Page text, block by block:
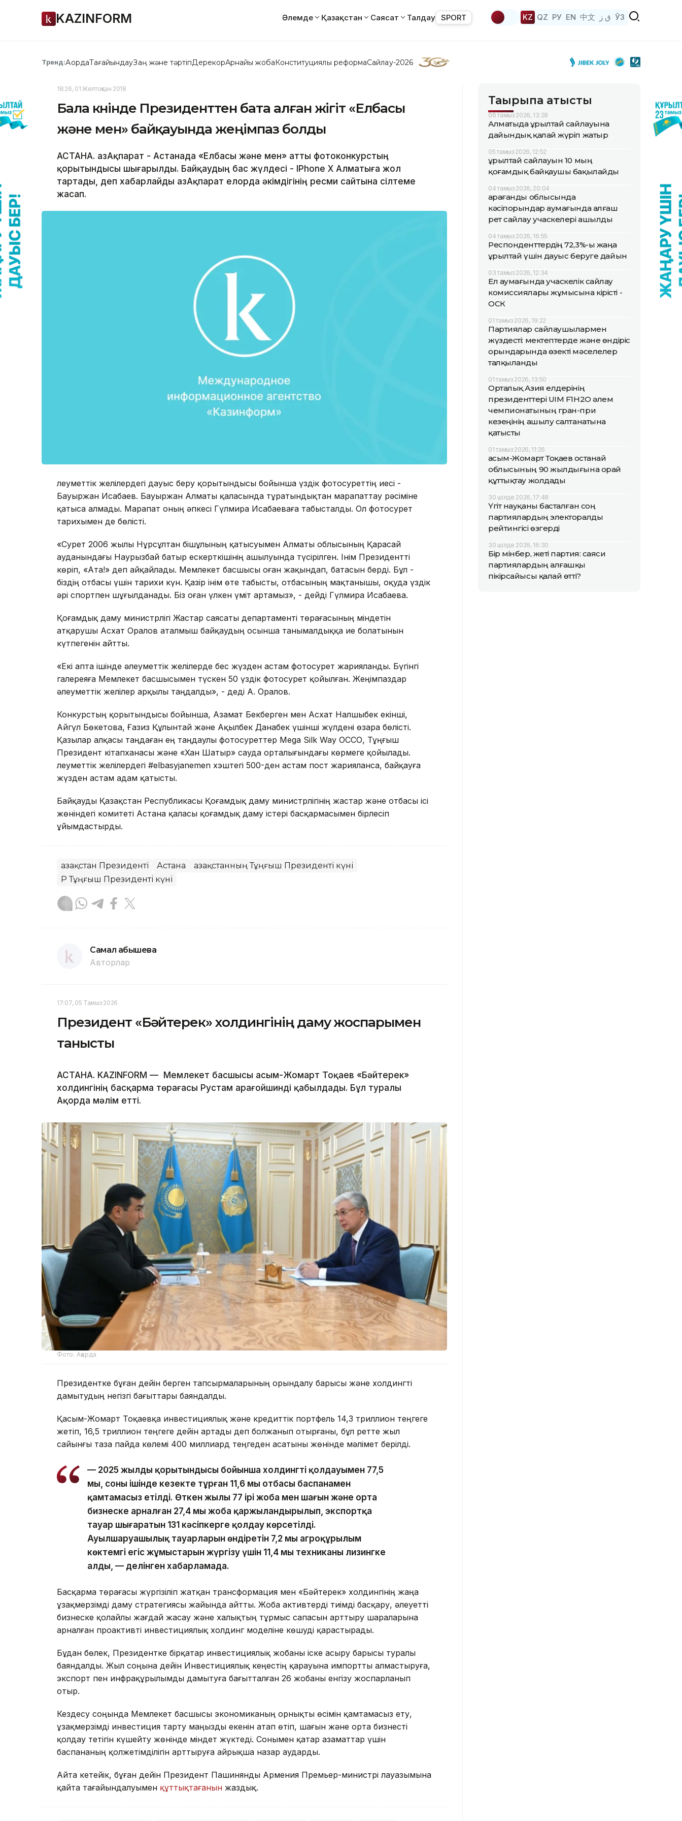
KAZINFORM Әлемде Қазақстан Саясат Талдау SPORT KZ QZ РУ EN 中文 ق ز ЎЗ
Тренд:АқордаТағайындауЗаң және тәртіпДерекқорАрнайы жобаКонституциялық реформаСайлау-2026
18:26, 01 Желтоқсан 2018
Бала күнінде Президенттен бата алған жігіт «Елбасы
және мен» байқауында жеңімпаз болды
АСТАНА. ҚазАқпарат - Астанада «Елбасы және мен» атты фотоконкурстың
қорытындысы шығарылды. Байқаудың бас жүлдесі - IPhone X Алматыға жол
тартады, деп хабарлайды ҚазАқпарат елорда әкімдігінің ресми сайтына сілтеме
жасап.
Әлеуметтік желілердегі дауыс беру қорытындысы бойынша үздік фотосуреттің иесі -
Бауыржан Исабаев. Бауыржан Алматы қаласында тұратындықтан марапаттау рәсіміне
қатыса алмады. Марапат оның әпкесі Гүлмира Исабаеваға табысталды. Ол фотосурет
тарихымен де бөлісті.
«Сурет 2006 жылы Нұрсұлтан Әбішұлының қатысуымен Алматы облысының Қарасай
ауданындағы Наурызбай батыр ескерткішінің ашылуында түсірілген. Інім Президентті
көріп, «Ата!» деп айқайлады. Мемлекет басшысы оған жақындап, батасын берді. Бұл -
біздің отбасы үшін тарихи күн. Қазір інім өте табысты, отбасының мақтанышы, оқуда үздік
әрі спортпен шұғылданады. Біз оған үлкен үміт артамыз», - дейді Гүлмира Исабаева.
Қоғамдық даму министрлігі Жастар саясаты департаменті төрағасының міндетін
атқарушы Асхат Оралов аталмыш байқаудың осынша танымалдыққа ие болатынын
күтпегенін айтты.
«Екі апта ішінде әлеуметтік желілерде бес жүзден астам фотосурет жарияланды. Бүгінгі
галереяға Мемлекет басшысымен түскен 50 үздік фотосурет қойылған. Жеңімпаздар
әлеуметтік желілер арқылы таңдалды», - деді А. Оралов.
Конкурстың қорытындысы бойынша, Азамат Бекберген мен Асхат Налшыбек екінші,
Айгүл Бөкетова, Ғазиз Құлынтай және Ақылбек Данабек үшінші жүлдені өзара бөлісті.
Қазылар алқасы таңдаған ең таңдаулы фотосуреттер Mega Silk Way ОССО, Тұңғыш
Президент кітапханасы және «Хан Шатыр» сауда орталығындағы көрмеге қойылады.
Әлеуметтік желілердегі #elbasyjanemen хэштегі 500-ден астам пост жарияланса, байқауға
жүзден астам адам қатысты.
Байқауды Қазақстан Республикасы Қоғамдық даму министрлігінің жастар және отбасы ісі
жөніндегі комитеті Астана қаласы қоғамдық даму істері басқармасымен бірлесіп
ұйымдастырды.
Қазақстан Президенті Астана
Қазақстанның Тұңғыш Президенті күні
ҚР Тұңғыш Президенті күні
Самал Қабышева
Авторлар
17:07, 05 Тамыз 2026
Президент «Бәйтерек» холдингінің даму жоспарымен
танысты
АСТАНА. KAZINFORM — Мемлекет басшысы Қасым-Жомарт Тоқаев «Бәйтерек»
холдингінің басқарма төрағасы Рустам Қарағойшинді қабылдады. Бұл туралы
Ақорда мәлім етті.
Фото: Ақорда
Президентке бұған дейін берген тапсырмаларының орындалу барысы және холдингті
дамытудың негізгі бағыттары баяндалды.
Қасым-Жомарт Тоқаевқа инвестициялық және кредиттік портфель 14,3 триллион теңгеге
жетіп, 16,5 триллион теңгеге дейін артады деп болжанып отырғаны, бұл ретте жыл
сайынғы таза пайда көлемі 400 миллиард теңгеден асатыны жөнінде мәлімет берілді.
— 2025 жылдың қорытындысы бойынша холдингтің қолдауымен 77,5
мың, соның ішінде кезекте тұрған 11,6 мың отбасы баспанамен
қамтамасыз етілді. Өткен жылы 77 ірі жоба мен шағын және орта
бизнеске арналған 27,4 мың жоба қаржыландырылып, экспортқа
тауар шығаратын 131 кәсіпкерге қолдау көрсетілді.
Ауылшаруашылық тауарларын өндіретін 7,2 мың агроқұрылым
көктемгі егіс жұмыстарын жүргізу үшін 11,4 мың техниканы лизингке
алды, — делінген хабарламада.
Басқарма төрағасы жүргізіліп жатқан трансформация мен «Бәйтерек» холдингінің жаңа
ұзақмерзімді даму стратегиясы жайында айтты. Жоба активтерді тиімді басқару, әлеуетті
бизнеске қолайлы жағдай жасау және халықтың тұрмыс сапасын арттыру шараларына
арналған проактивті инвестициялық холдинг моделіне көшуді қарастырады.
Бұдан бөлек, Президентке бірқатар инвестициялық жобаны іске асыру барысы туралы
баяндалды. Жыл соңына дейін Инвестициялық кеңестің қарауына импортты алмастыруға,
экспорт пен инфрақұрылымды дамытуға бағытталған 26 жобаны енгізу жоспарланып
отыр.
Кездесу соңында Мемлекет басшысы экономиканың орнықты өсімін қамтамасыз ету,
ұзақмерзімді инвестиция тарту маңызды екенін атап өтіп, шағын және орта бизнесті
қолдау тетігін күшейту жөнінде міндет жүктеді. Сонымен қатар азаматтар үшін
баспананың қолжетімділігін арттыруға айрықша назар аударды.
Айта кетейік, бұған дейін Президент Пашинянды Армения Премьер-министрі лауазымына
қайта тағайындалуымен құттықтағанын жаздық.
Тақырыпқа қатысты
06 тамыз 2026, 13:28
Алматыда Құрылтай сайлауына
дайындық қалай жүріп жатыр
05 тамыз 2026, 12:52
Құрылтай сайлауын 10 мың
қоғамдық байқаушы бақылайды
04 тамыз 2026, 20:04
Қарағанды облысында
кәсіпорындар аумағында алғаш
рет сайлау учаскелері ашылды
04 тамыз 2026, 16:55
Респонденттердің 72,3%-ы жаңа
Құрылтай үшін дауыс беруге дайын
03 тамыз 2026, 12:34
Ел аумағында учаскелік сайлау
комиссиялары жұмысына кірісті -
ОСК
01 тамыз 2026, 19:22
Партиялар сайлаушылармен
жүздесті: мектептерде және өндіріс
орындарында өзекті мәселелер
талқыланды
01 тамыз 2026, 13:50
Орталық Азия елдерінің
президенттері UIM F1H2O әлем
чемпионатының гран-при
кезеңінің ашылу салтанатына
қатысты
01 тамыз 2026, 11:26
Қасым-Жомарт Тоқаев Қостанай
облысының 90 жылдығына орай
құттықтау жолдады
30 шілде 2026, 17:48
Үгіт науқаны басталған соң
партиялардың электоралды
рейтингісі өзгерді
30 шілде 2026, 16:30
Бір мінбер, жеті партия: саяси
партиялардың алғашқы
пікірсайысы қалай өтті?